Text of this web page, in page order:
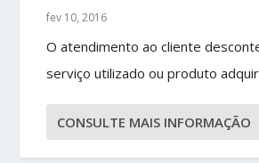
fev 10, 2016
O atendimento ao cliente
serviço utilizado ou produto
CONSULTE MAIS INFORMAÇÃO